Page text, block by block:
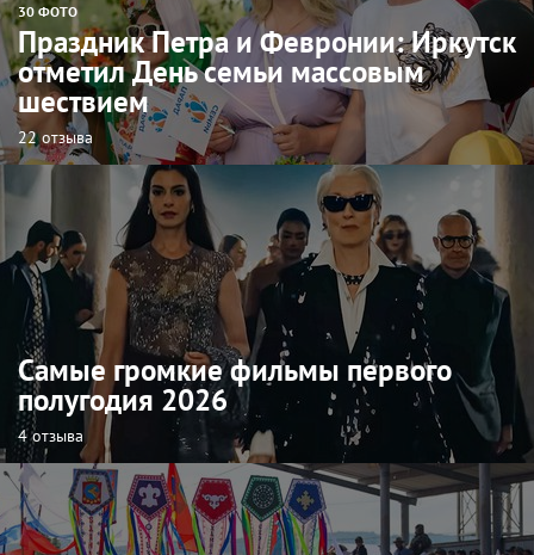
30 ФОТО
Праздник Петра и Февронии: Иркутск
отметил День семьи массовым
шествием
22 отзыва
Самые громкие фильмы первого
полугодия 2026
4 отзыва